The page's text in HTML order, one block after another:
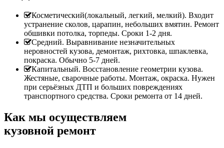
Косметический(локальный, легкий, мелкий). Входит
устранение сколов, царапин, небольших вмятин. Ремонт
обшивки потолка, торпеды. Сроки 1-2 дня.
Средний. Выравнивание незначительных
неровностей кузова, демонтаж, рихтовка, шпаклевка,
покраска. Обычно 5-7 дней.
Капитальный. Восстановление геометрии кузова.
Жестяные, сварочные работы. Монтаж, окраска. Нужен
при серьёзных ДТП и больших повреждениях
транспортного средства. Сроки ремонта от 14 дней.
Как мы осуществляем
кузовной ремонт